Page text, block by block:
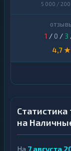
5 000 /
1 / 0 / 3
4,7 ★
на
На 7 августа